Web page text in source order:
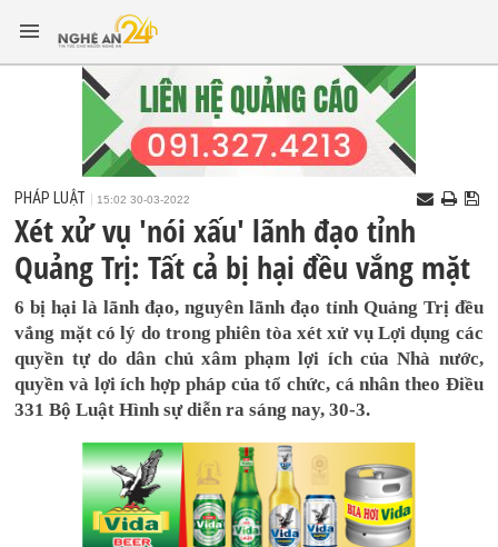
PHÁP LUẬT 15:02 30-03-2022
Xét xử vụ 'nói xấu' lãnh đạo tỉnh
Quảng Trị: Tất cả bị hại đều vắng mặt
6 bị hại là lãnh đạo, nguyên lãnh đạo tỉnh Quảng Trị đều
vắng mặt có lý do trong phiên tòa xét xử vụ Lợi dụng các
quyền tự do dân chủ xâm phạm lợi ích của Nhà nước,
quyền và lợi ích hợp pháp của tổ chức, cá nhân theo Điều
331 Bộ Luật Hình sự diễn ra sáng nay, 30-3.